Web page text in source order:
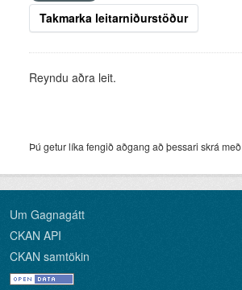
Takmarka leitarniðurstöður
Reyndu aðra leit.
Þú getur líka fengið aðgang að þessari skrá með
Um Gagnagátt
CKAN API
CKAN samtökin